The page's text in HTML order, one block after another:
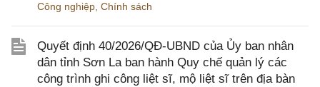
Công nghiệp Chính sách
Quyết định 40/2026/QĐ-UBND của Ủy ban nhân
dân tỉnh Sơn La ban hành Quy chế quản lý các
công trình ghi công liệt sĩ, mộ liệt sĩ trên địa bàn